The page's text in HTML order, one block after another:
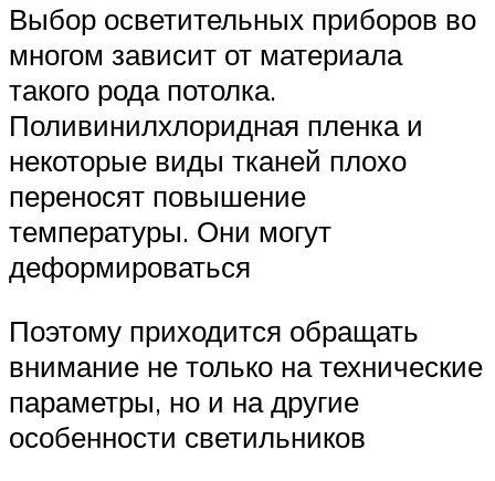
Выбор осветительных приборов во
многом зависит от материала
такого рода потолка.
Поливинилхлоридная пленка и
некоторые виды тканей плохо
переносят повышение
температуры. Они могут
деформироваться
Поэтому приходится обращать
внимание не только на технические
параметры, но и на другие
особенности светильников